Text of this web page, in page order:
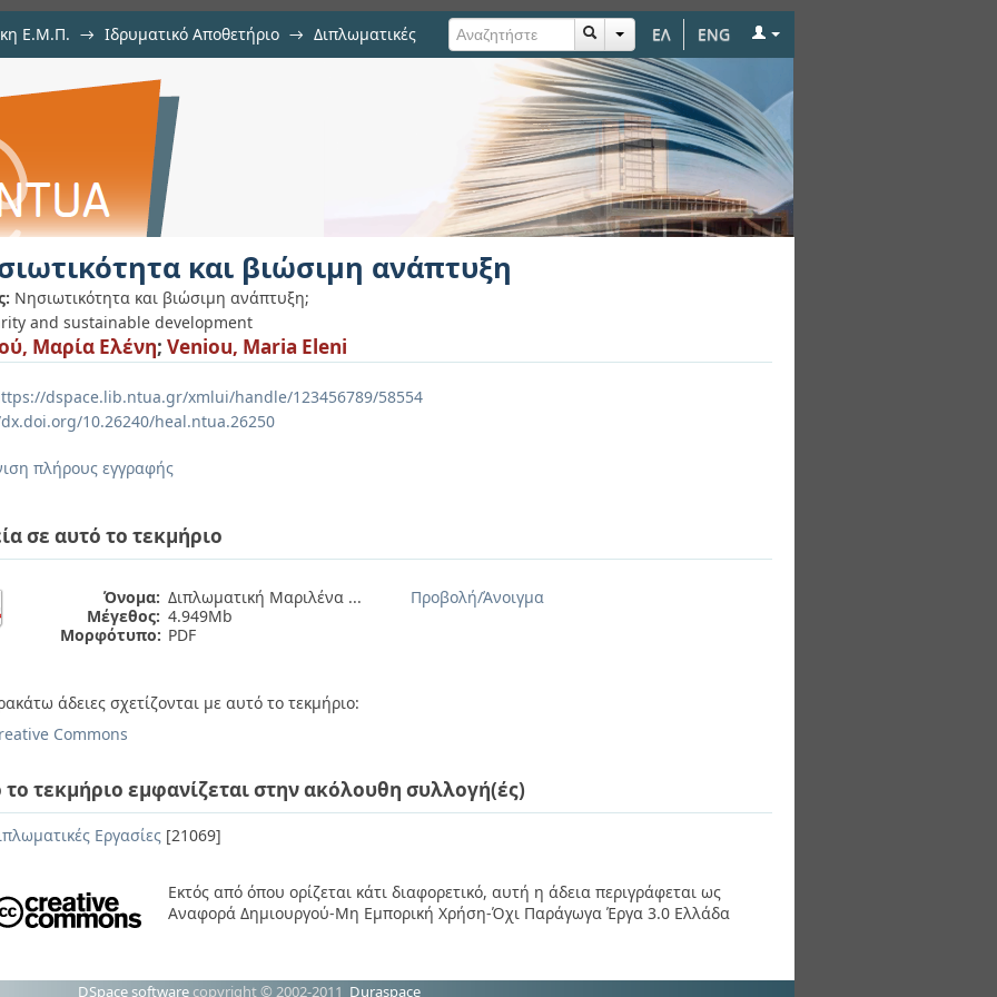
ΕΛ ENG
Ε.Μ.Π. → Ιδρυματικό Αποθετήριο → Διπλωματικές
ανάπτυξη
και βιώσιμη ανάπτυξη
Νησιωτικότητα και βιώσιμη ανάπτυξη;
and sustainable development
Μαρία Ελένη; Veniou, Maria Eleni
dspace.lib.ntua.gr/xmlui/handle/123456789/58554
10.26240/heal.ntua.26250
πλήρους εγγραφής
σε αυτό το τεκμήριο
Όνομα: Διπλωματική Μαριλένα ...
Μέγεθος: 4.949Mb
Μορφότυπο: PDF
Προβολή/Άνοιγμα
άδειες σχετίζονται με αυτό το τεκμήριο:
Commons
το τεκμήριο εμφανίζεται στην ακόλουθη συλλογή(ές)
Εργασίες [21069]
Εκτός από όπου ορίζεται κάτι διαφορετικό, αυτή η άδεια περιγράφεται ως
Αναφορά Δημιουργού-Μη Εμπορική Χρήση-Όχι Παράγωγα Έργα 3.0 Ελλάδα
DSpace software copyright © 2002-2011 Duraspace